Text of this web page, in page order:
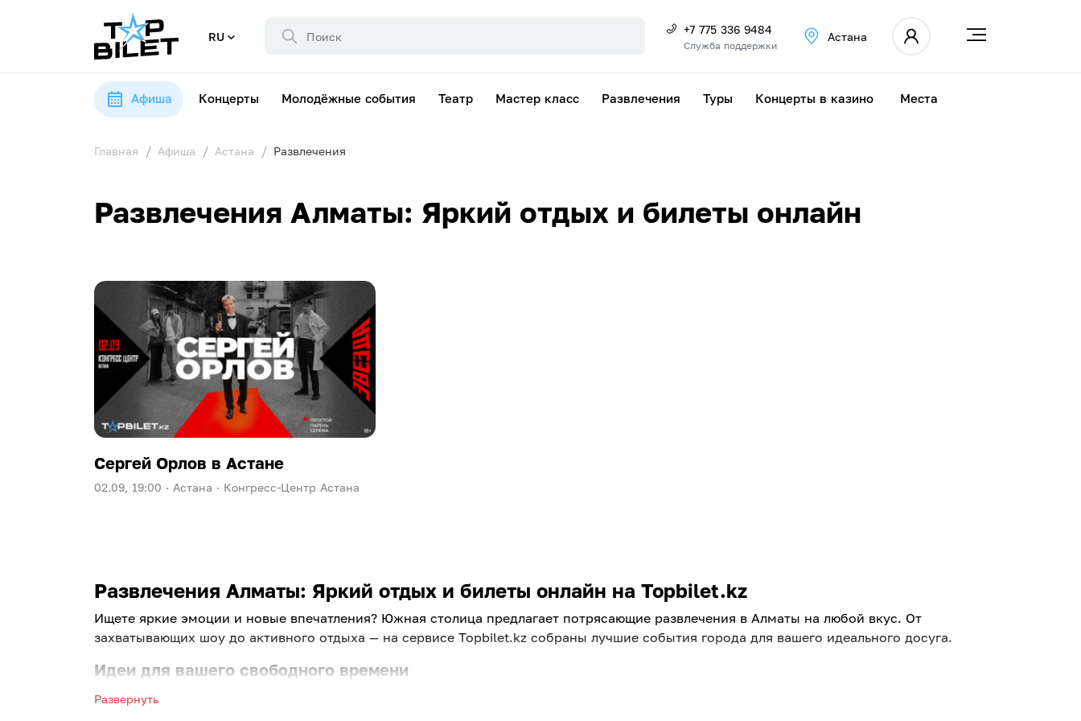
RU +7 775 336 9484
Служба поддержки
Астана
Афиша Концерты Молодёжные события Театр Мастер класс Развлечения Туры Концерты в казино Места
Главная Афиша Астана Развлечения
Развлечения Алматы: Яркий отдых и билеты онлайн
Сергей Орлов в Астане
02.09, 19:00 · Астана · Конгресс-Центр Астана
Развлечения Алматы: Яркий отдых и билеты онлайн на Topbilet.kz
Ищете яркие эмоции и новые впечатления? Южная столица предлагает потрясающие развлечения в Алматы на любой вкус. От
захватывающих шоу до активного отдыха — на сервисе Topbilet.kz собраны лучшие события города для вашего идеального досуга.
Идеи для вашего свободного времени
Больше не нужно долго думать, как провести вечер. Найти классное развлечение в Алмате теперь очень легко! Мы тщательно отбираем
Развернуть